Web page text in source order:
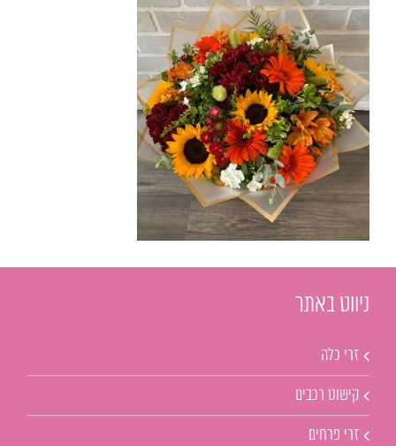
ניווט באתר
זרי כלה
קישוט רכבים
זרי פרחים